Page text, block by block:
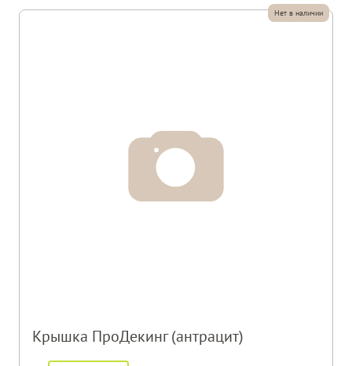
Крышка ПроДекинг (антрацит)
Нет в наличии